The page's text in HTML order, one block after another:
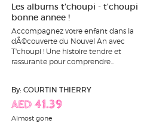
Les albums t'choupi - t'choupi
bonne annee !
Accompagnez votre enfant dans la
dÃ©couverte du Nouvel An avec
T'choupi ! Une histoire tendre et
rassurante pour comprendre...
By: COURTIN THIERRY
AED 41.39
Almost gone